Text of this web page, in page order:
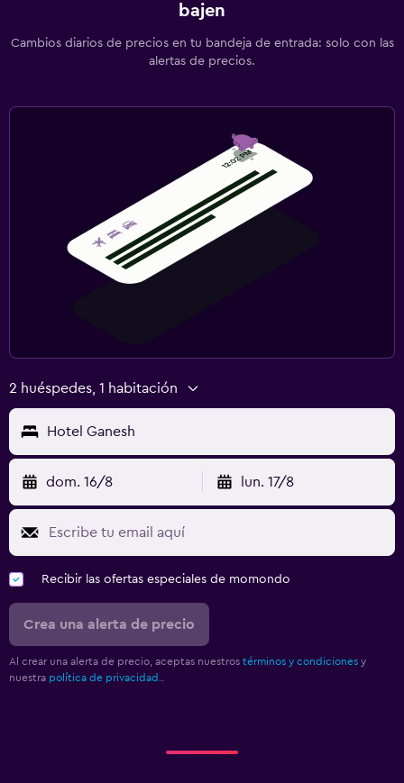
bajen
Cambios diarios de precios en tu bandeja de entrada: solo con las
alertas de precios.
2 huéspedes, 1 habitación
Hotel Ganesh
dom. 16/8 lun. 17/8
Recibir las ofertas especiales de momondo
Crea una alerta de precio
Al crear una alerta de precio, aceptas nuestros términos y condiciones y
nuestra política de privacidad.